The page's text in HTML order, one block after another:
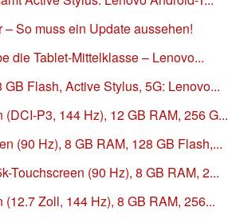
So muss ein Update aussehen!
die Tablet-Mittelklasse – Lenovo...
Flash, Active Stylus, 5G: Lenovo...
P3, 144 Hz), 12 GB RAM, 256 G...
(90 Hz), 8 GB RAM, 128 GB Flash,...
Touchscreen (90 Hz), 8 GB RAM, 2...
Zoll, 144 Hz), 8 GB RAM, 256...